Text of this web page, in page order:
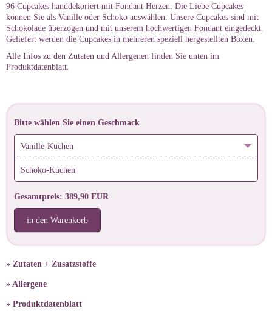
96 Cupcakes handdekoriert mit Fondant Herzen. Die Liebe Cupcakes
können Sie als Vanille oder Schoko auswählen. Unsere Cupcakes sind mit
Schokolade überzogen und mit unserem hochwertigen Fondant eingedeckt.
Geliefert werden die Cupcakes in mehreren speziell hergestellten Boxen.
Alle Infos zu den Zutaten und Allergenen finden Sie unten im
Produktdatenblatt.
Bitte wählen Sie einen Geschmack
Vanille-Kuchen
Schoko-Kuchen
Gesamtpreis: 389,90 EUR
in den Warenkorb
» Zutaten + Zusatzstoffe
» Allergene
» Produktdatenblatt